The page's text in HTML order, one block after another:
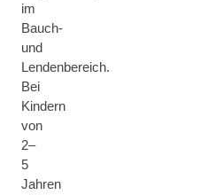
im
Bauch-
und
Lendenbereich.
Bei
Kindern
von
2–
5
Jahren